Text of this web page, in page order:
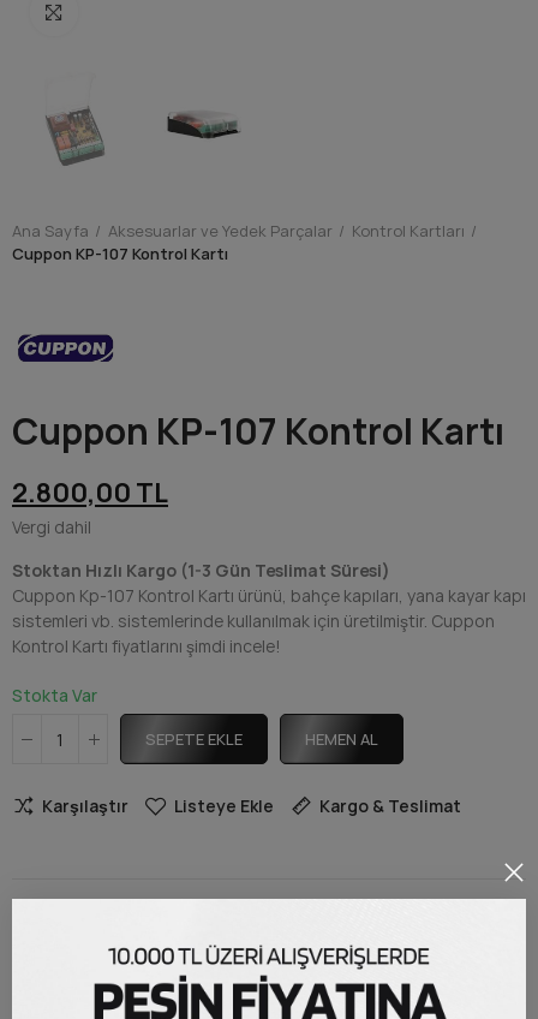
Ana Sayfa Aksesuarlar ve Yedek Parçalar
Kontrol Kartları
Cuppon KP-107 Kontrol Kartı
Cuppon KP-107 Kontrol Kartı
2.800,00 TL
Vergi dahil
Stoktan Hızlı Kargo (1-3 Gün Teslimat Süresi)
Cuppon Kp-107 Kontrol Kartı ürünü, bahçe kapıları, yana kayar kapı
sistemleri vb. sistemlerinde kullanılmak için üretilmiştir. Cuppon
Kontrol Kartı fiyatlarını şimdi incele!
Stokta Var
SEPETE EKLE HEMEN AL
Karşılaştır Listeye Ekle Kargo & Teslimat
Cuppon KP-107 Anakart